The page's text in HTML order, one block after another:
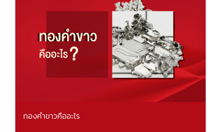
ทองคำขาวคืออะไร